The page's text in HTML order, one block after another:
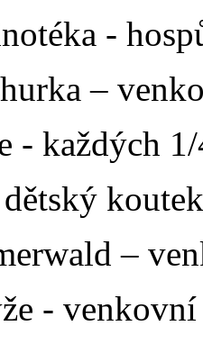
-
–
- každých
koutek
–
-